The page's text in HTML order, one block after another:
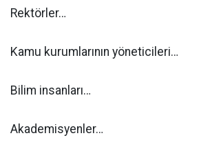
Rektörler…
Kamu kurumlarının yöneticileri…
Bilim insanları…
Akademisyenler…